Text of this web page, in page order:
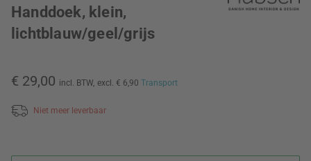
Handdoek, klein,
lichtblauw/geel/grijs
€ 29,00 incl. BTW, excl. € 6,90 Transport
Niet meer leverbaar